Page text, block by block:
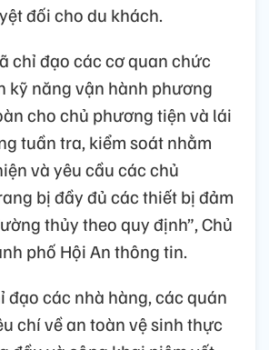
đối cho du khách.
chỉ đạo các cơ quan chức
kỹ năng vận hành phương
cho chủ phương tiện và lái
tuần tra, kiểm soát nhằm
và yêu cầu các chủ
bị đầy đủ các thiết bị đảm
thủy theo quy định”, Chủ
phố Hội An thông tin.
đạo các nhà hàng, các quán
chí về an toàn vệ sinh thực